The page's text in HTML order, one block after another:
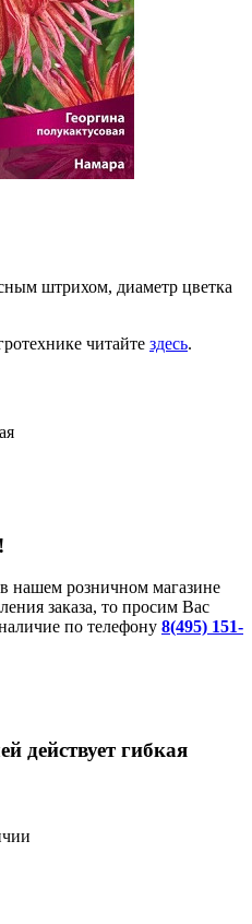
штрихом, диаметр цветка
читайте здесь.
нашем розничном магазине
заказа, то просим Вас
по телефону 8(495) 151-
действует гибкая